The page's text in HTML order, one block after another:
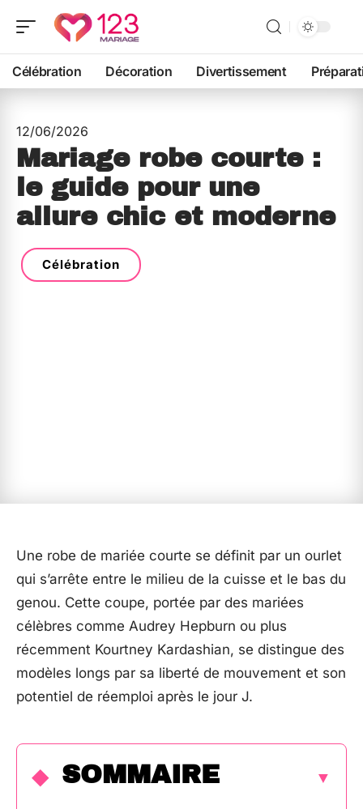
Célébration Décoration Divertissement
12/06/2026
Mariage robe courte :
le guide pour une
allure chic et moderne
Célébration
Une robe de mariée courte se définit par un ourlet
qui s’arrête entre le milieu de la cuisse et le bas du
genou. Cette coupe, portée par des mariées
célèbres comme Audrey Hepburn ou plus
récemment Kourtney Kardashian, se distingue des
modèles longs par sa liberté de mouvement et son
potentiel de réemploi après le jour J.
SOMMAIRE